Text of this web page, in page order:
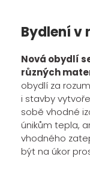
Bydlení v
Nová obydlí
různých
obydlí za
i stavby
sobě vhodné
únikům tepla,
vhodného
být na úkor